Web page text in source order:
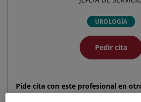
UROLOGÍA
Pedir cita
Pide cita con este profesional en